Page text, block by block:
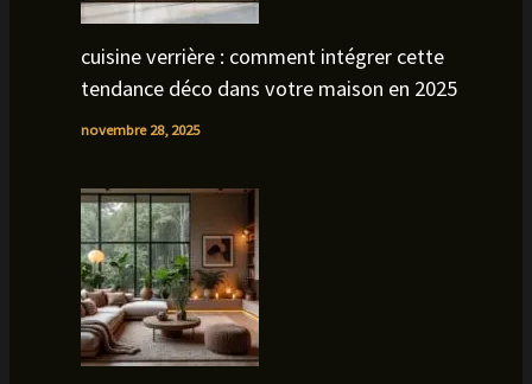
cuisine verrière : comment intégrer cette
tendance déco dans votre maison en 2025
novembre 28, 2025